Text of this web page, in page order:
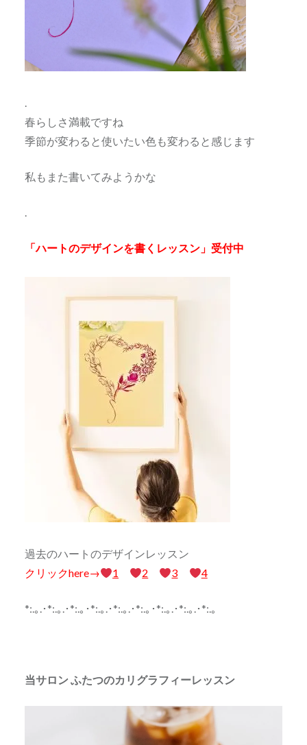
.
春らしさ満載ですね
季節が変わると使いたい色も変わると感じます
私もまた書いてみようかな
.
「ハートのデザインを書くレッスン」受付中
過去のハートのデザインレッスン
クリックhere→
1 2 3 4
*:.｡.･*:.｡.･*:.｡･*:.｡.･*:.｡.･*:.｡･*:.｡.･*:.｡.･*:.｡
当サロン ふたつのカリグラフィーレッスン